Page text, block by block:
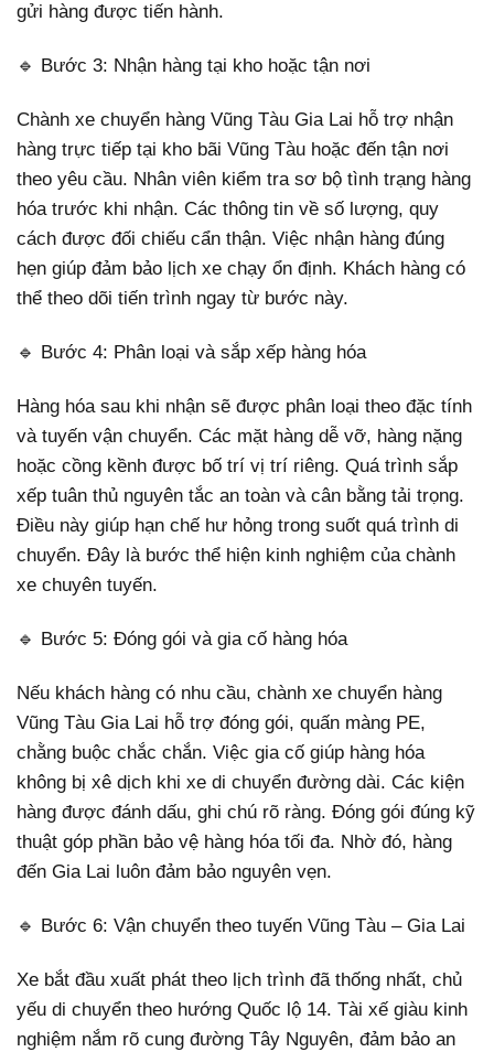
gửi hàng được tiến hành.
🔹 Bước 3: Nhận hàng tại kho hoặc tận nơi
Chành xe chuyển hàng Vũng Tàu Gia Lai hỗ trợ nhận
hàng trực tiếp tại kho bãi Vũng Tàu hoặc đến tận nơi
theo yêu cầu. Nhân viên kiểm tra sơ bộ tình trạng hàng
hóa trước khi nhận. Các thông tin về số lượng, quy
cách được đối chiếu cẩn thận. Việc nhận hàng đúng
hẹn giúp đảm bảo lịch xe chạy ổn định. Khách hàng có
thể theo dõi tiến trình ngay từ bước này.
🔹 Bước 4: Phân loại và sắp xếp hàng hóa
Hàng hóa sau khi nhận sẽ được phân loại theo đặc tính
và tuyến vận chuyển. Các mặt hàng dễ vỡ, hàng nặng
hoặc cồng kềnh được bố trí vị trí riêng. Quá trình sắp
xếp tuân thủ nguyên tắc an toàn và cân bằng tải trọng.
Điều này giúp hạn chế hư hỏng trong suốt quá trình di
chuyển. Đây là bước thể hiện kinh nghiệm của chành
xe chuyên tuyến.
🔹 Bước 5: Đóng gói và gia cố hàng hóa
Nếu khách hàng có nhu cầu, chành xe chuyển hàng
Vũng Tàu Gia Lai hỗ trợ đóng gói, quấn màng PE,
chằng buộc chắc chắn. Việc gia cố giúp hàng hóa
không bị xê dịch khi xe di chuyển đường dài. Các kiện
hàng được đánh dấu, ghi chú rõ ràng. Đóng gói đúng kỹ
thuật góp phần bảo vệ hàng hóa tối đa. Nhờ đó, hàng
đến Gia Lai luôn đảm bảo nguyên vẹn.
🔹 Bước 6: Vận chuyển theo tuyến Vũng Tàu – Gia Lai
Xe bắt đầu xuất phát theo lịch trình đã thống nhất, chủ
yếu di chuyển theo hướng Quốc lộ 14. Tài xế giàu kinh
nghiệm nắm rõ cung đường Tây Nguyên, đảm bảo an